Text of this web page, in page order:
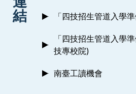
結
「四技招生管道入學
「四技招生管道入學
技專校院)
南臺工讀機會